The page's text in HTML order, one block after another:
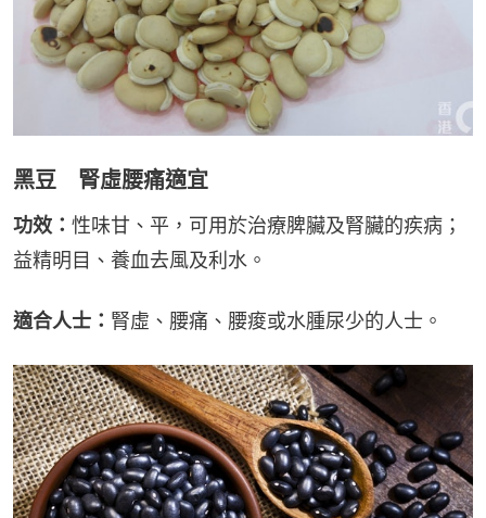
黑豆 腎虛腰痛適宜
功效： 性味甘、平，可用於治療脾臟及腎臟的疾病；
益精明目、養血去風及利水。
適合人士： 腎虛、腰痛、腰痠或水腫尿少的人士。